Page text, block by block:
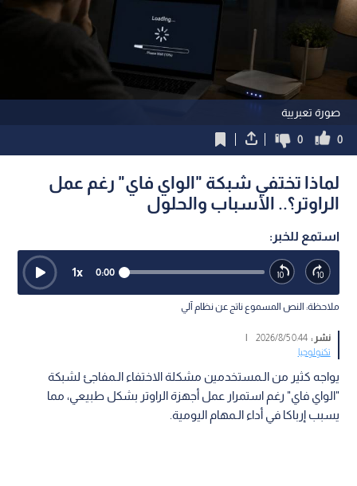
صورة تعبريية
0
0
لماذا تختفي شبكة "الواي فاي" رغم عمل
الراوتر؟.. الأسباب والحلول
استمع للخبر:
0:00
1x
ملاحظة: النص المسموع ناتج عن نظام آلي
نشر :0:44 2026/8/5
|
تكنولوجيا
يواجه كثير من الـمستخدمين مشكلة الاختفاء الـمفاجئ لشبكة
"الواي فاي" رغم استمرار عمل أجهزة الراوتر بشكل طبيعي، مما
يسبب إرباكا في أداء الـمهام اليومية.